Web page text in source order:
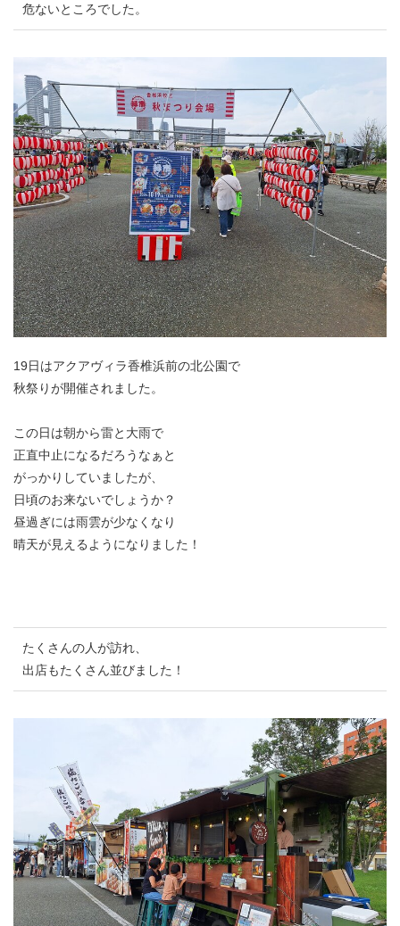
危ないところでした。
19日はアクアヴィラ香椎浜前の北公園で
秋祭りが開催されました。
この日は朝から雷と大雨で
正直中止になるだろうなぁと
がっかりしていましたが、
日頃のお来ないでしょうか？
昼過ぎには雨雲が少なくなり
晴天が見えるようになりました！
たくさんの人が訪れ、
出店もたくさん並びました！